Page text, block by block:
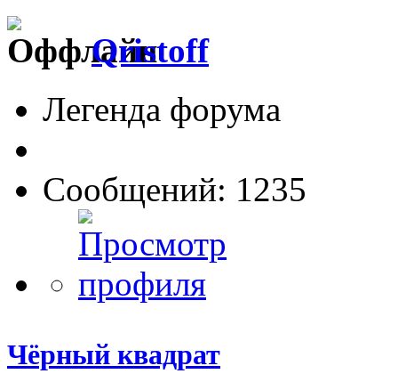
Qristoff
Легенда форума
Сообщений: 1235
Чёрный квадрат